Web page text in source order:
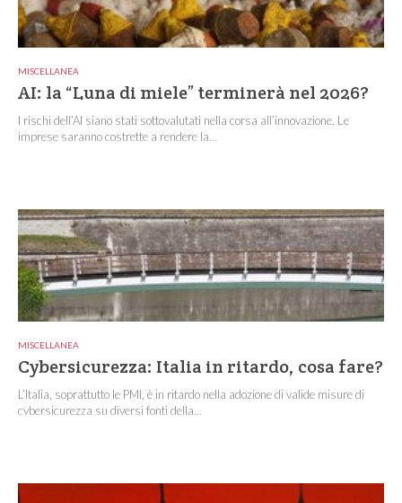
MISCELLANEA
AI: la “Luna di miele” terminerà nel 2026?
I rischi dell’AI siano stati sottovalutati nella corsa all’innovazione. Le
imprese saranno costrette a rendere la...
MISCELLANEA
Cybersicurezza: Italia in ritardo, cosa fare?
L’Italia, soprattutto le PMI, è in ritardo nella adozione di valide misure di
cybersicurezza su diversi fonti della...